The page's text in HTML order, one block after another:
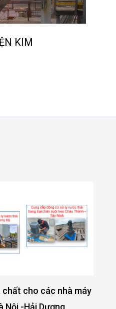
KIM
cho các nhà máy